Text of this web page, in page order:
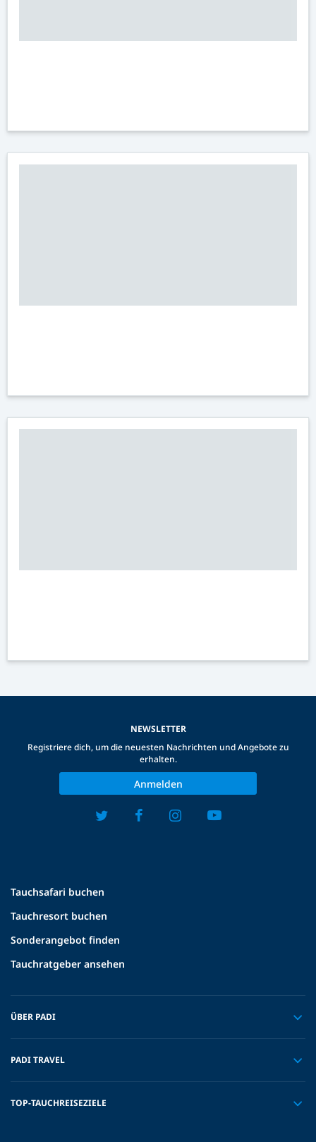
Tauchsafari buchen
Tauchresort buchen
Sonderangebot finden
Tauchratgeber ansehen
ÜBER PADI
PADI TRAVEL
TOP-TAUCHREISEZIELE
NEWSLETTER
Registriere dich, um die neuesten Nachrichten und Angebote zu
erhalten.
Anmelden